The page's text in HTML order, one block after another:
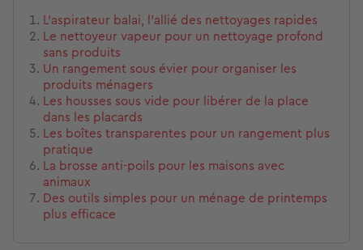
L’aspirateur balai, l’allié des nettoyages rapides
Le nettoyeur vapeur pour un nettoyage profond
sans produits
Un rangement sous évier pour organiser les
produits ménagers
Les housses sous vide pour libérer de la place
dans les placards
Les boîtes transparentes pour un rangement plus
pratique
La brosse anti-poils pour les maisons avec
animaux
Des outils simples pour un ménage de printemps
plus efficace